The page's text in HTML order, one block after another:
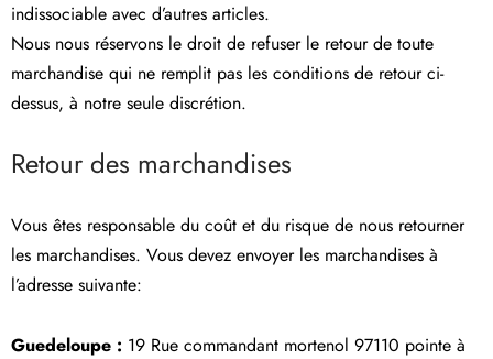
indissociable avec d’autres articles.
Nous nous réservons le droit de refuser le retour de toute
marchandise qui ne remplit pas les conditions de retour ci-
dessus, à notre seule discrétion.
Retour des marchandises
Vous êtes responsable du coût et du risque de nous retourner
les marchandises. Vous devez envoyer les marchandises à
l’adresse suivante:
Guedeloupe : 19 Rue commandant mortenol 97110 pointe à